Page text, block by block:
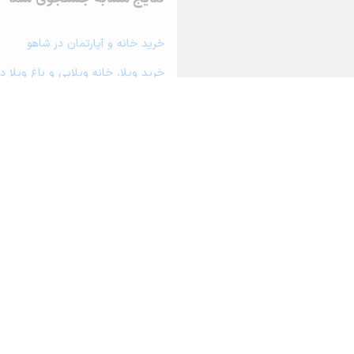
خرید خانه و آپارتمان در شاهو
خرید ویلا، خانه ویلایی و باغ ویلا